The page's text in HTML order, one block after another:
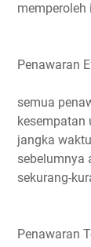
Penawaran
semua
kesempatan
jangka
sebelumnya
sekurang-
Penawaran